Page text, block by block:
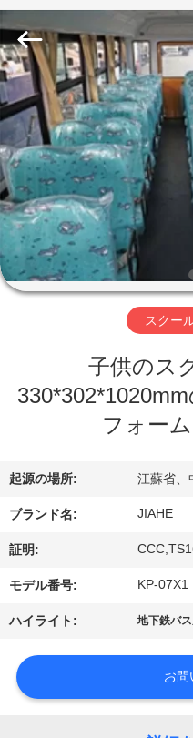
家
プ
ロ
ダ
ク
達
つ
い
て
工
場
旅
2026
Jiangsu
Golbond
Precision
Co.,
Ltd..
All
Rights
Reserved.
スクー
子供のス
フォー
起源の場所: 江蘇省、
ブランド名: JIAHE
証明:
モデル番号: KP-07X1
ハイライト: 地下鉄バ
お問